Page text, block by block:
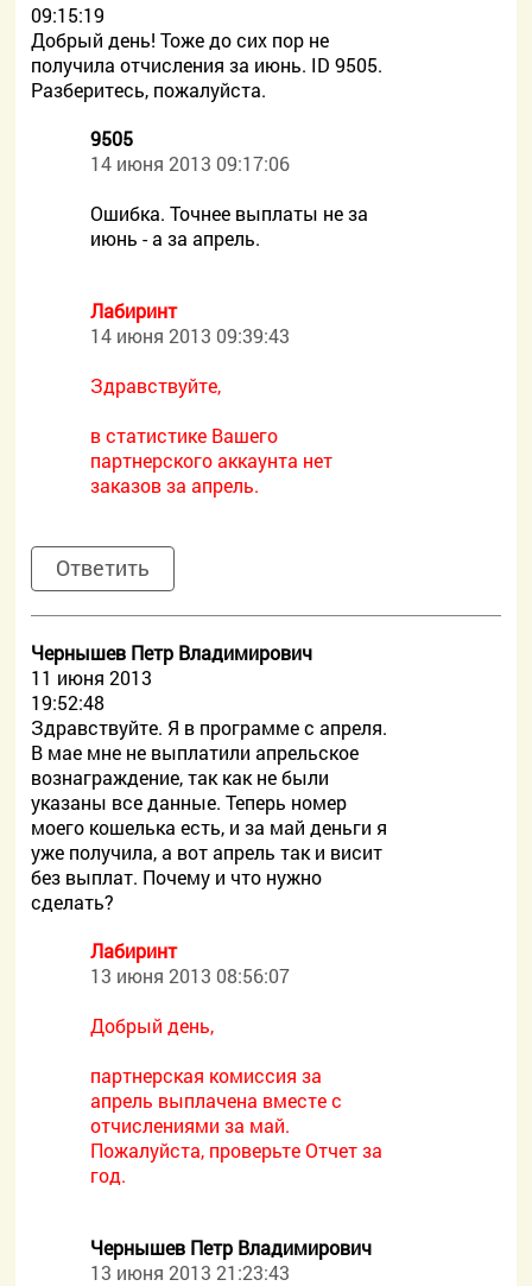
09:15:19
Добрый день! Тоже до сих пор не
получила отчисления за июнь. ID 9505.
Разберитесь, пожалуйста.
9505
14 июня 2013 09:17:06
Ошибка. Точнее выплаты не за
июнь - а за апрель.
Лабиринт
14 июня 2013 09:39:43
Здравствуйте,
в статистике Вашего
партнерского аккаунта нет
заказов за апрель.
Ответить
Чернышев Петр Владимирович
11 июня 2013
19:52:48
Здравствуйте. Я в программе с апреля.
В мае мне не выплатили апрельское
вознаграждение, так как не были
указаны все данные. Теперь номер
моего кошелька есть, и за май деньги я
уже получила, а вот апрель так и висит
без выплат. Почему и что нужно
сделать?
Лабиринт
13 июня 2013 08:56:07
Добрый день,
партнерская комиссия за
апрель выплачена вместе с
отчислениями за май.
Пожалуйста, проверьте Отчет за
год.
Чернышев Петр Владимирович
13 июня 2013 21:23:43